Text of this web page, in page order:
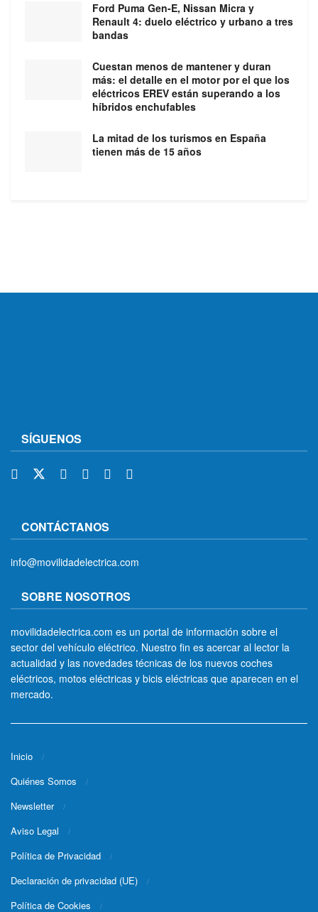
Ford Puma Gen-E, Nissan Micra y
Renault 4: duelo eléctrico y urbano a tres
bandas
Cuestan menos de mantener y duran
más: el detalle en el motor por el que los
eléctricos EREV están superando a los
híbridos enchufables
La mitad de los turismos en España
tienen más de 15 años
SÍGUENOS
CONTÁCTANOS
info@movilidadelectrica.com
SOBRE NOSOTROS
movilidadelectrica.com es un portal de información sobre el
sector del vehículo eléctrico. Nuestro fin es acercar al lector la
actualidad y las novedades técnicas de los nuevos coches
eléctricos, motos eléctricas y bicis eléctricas que aparecen en el
mercado.
Inicio
Quiénes Somos
Newsletter
Aviso Legal
Política de Privacidad
Declaración de privacidad (UE)
Política de Cookies